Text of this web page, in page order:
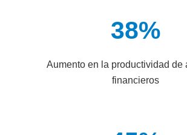
38%
Aumento en la productividad de
financieros